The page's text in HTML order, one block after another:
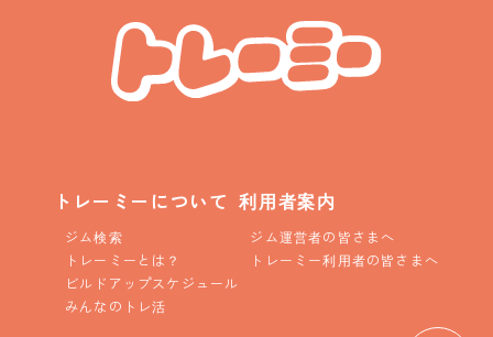
トレーミーについて
ジム検索
トレーミーとは？
ビルドアップスケジュール
みんなのトレ活
利用者案内
ジム運営者の皆さまへ
トレーミー利用者の皆さまへ